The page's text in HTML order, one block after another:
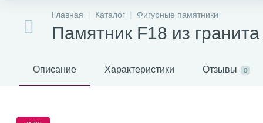
Главная Каталог Фигурные памятники
Памятник F18 из гранита
Описание Характеристики Отзывы 0